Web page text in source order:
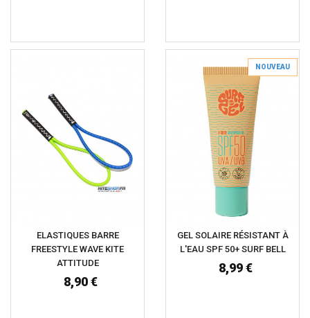
ELASTIQUES BARRE
FREESTYLE WAVE KITE
ATTITUDE
8,90 €
NOUVEAU
GEL SOLAIRE RÉSISTANT À
L'EAU SPF 50+ SURF BELL
8,99 €